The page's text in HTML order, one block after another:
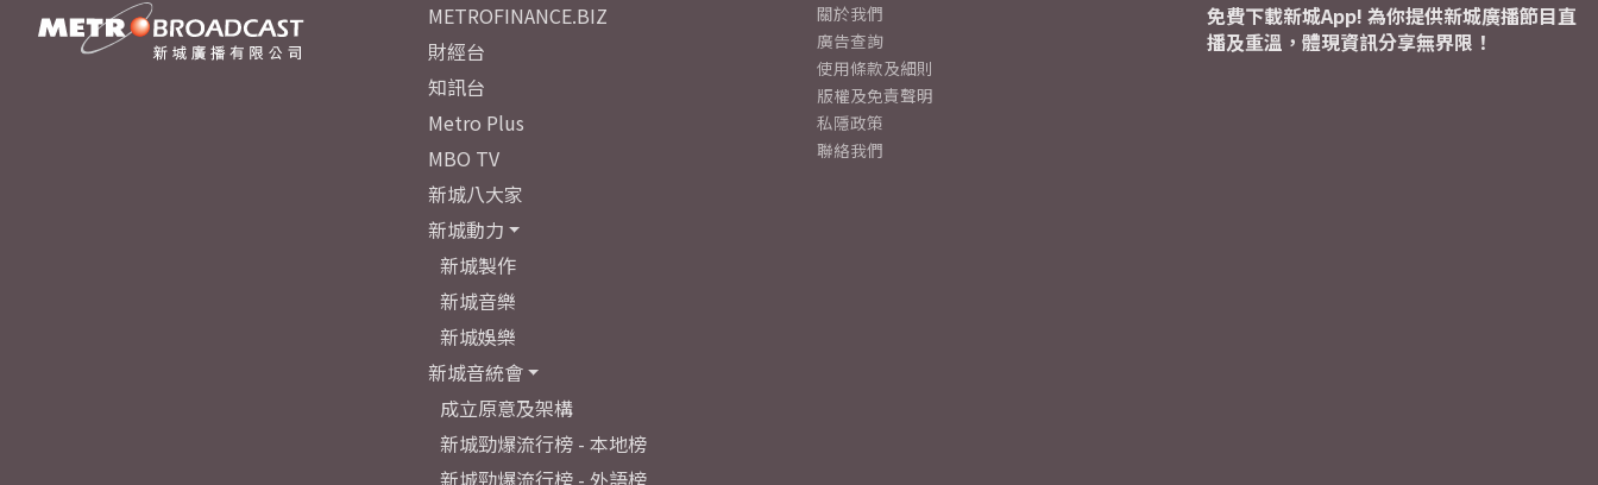
METROFINANCE.BIZ
財經台
知訊台
Metro Plus
MBO TV
新城八大家
新城動力
新城製作
新城音樂
新城娛樂
新城音統會
成立原意及架構
新城勁爆流行榜 - 本地榜
新城勁爆流行榜 - 外語榜
關於我們
廣告查詢
使用條款及細則
版權及免責聲明
私隱政策
聯絡我們
免費下載新城App! 為你提供新城廣播節目直
播及重溫，體現資訊分享無界限！